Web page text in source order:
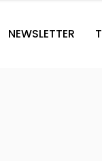
NEWSLETTER